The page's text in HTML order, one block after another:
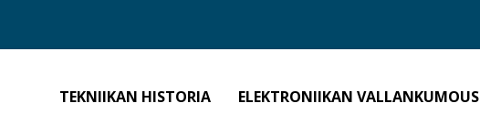
TEKNIIKAN HISTORIA ELEKTRONIIKAN VALLANKUMOUS